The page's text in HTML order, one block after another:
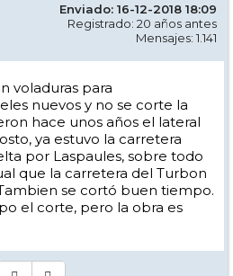
Enviado: 16-12-2018 18:09
Registrado: 20 años antes
Mensajes: 1.141
voladuras para
nuevos y no se corte la
hace unos años el lateral
ya estuvo la carretera
por Laspaules, sobre todo
que la carretera del Turbon
se cortó buen tiempo.
el corte, pero la obra es